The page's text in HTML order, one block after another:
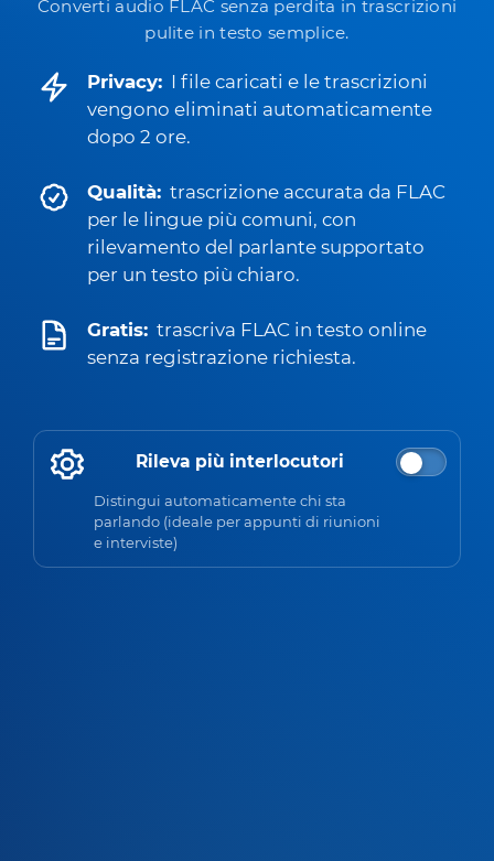
Converti audio FLAC senza perdita in trascrizioni
pulite in testo semplice.
Privacy: I file caricati e le trascrizioni
vengono eliminati automaticamente
dopo 2 ore.
Qualità: trascrizione accurata da FLAC
per le lingue più comuni, con
rilevamento del parlante supportato
per un testo più chiaro.
Gratis: trascriva FLAC in testo online
senza registrazione richiesta.
Rileva più interlocutori
Distingui automaticamente chi sta
parlando (ideale per appunti di riunioni
e interviste)